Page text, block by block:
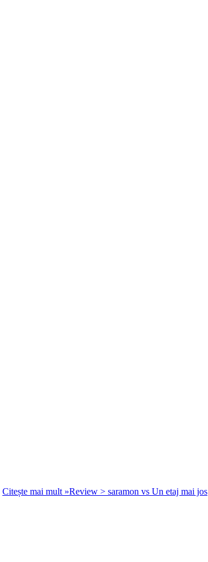
Citește mai mult »Review > saramon vs Un etaj mai jos